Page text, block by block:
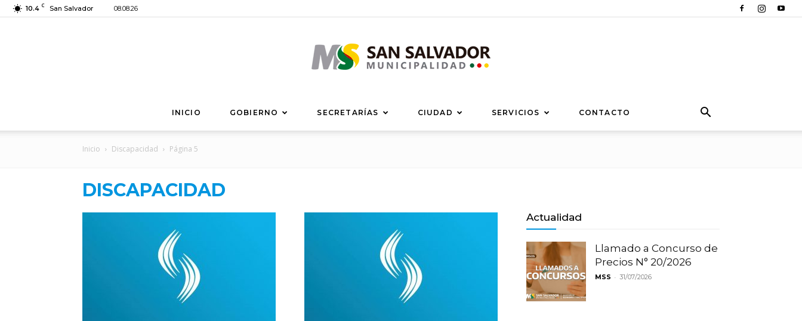
10.4 C San Salvador 08.08.26
Municipalidad
San
INICIO GOBIERNO SECRETARÍAS CIUDAD SERVICIOS CONTACTO
Inicio Discapacidad Página 5
DISCAPACIDAD
Actualidad
Llamado a Concurso de
Precios N° 20/2026
MSS - 31/07/2026